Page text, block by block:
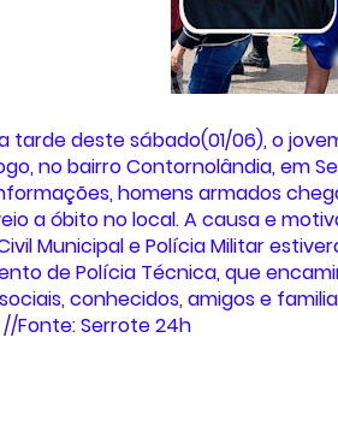
tarde deste sábado(01/06), o
no bairro Contornolândia, em
homens armados
a óbito no local. A causa e
Municipal e Polícia Militar
de Polícia Técnica, que
conhecidos, amigos e
Fonte: Serrote 24h